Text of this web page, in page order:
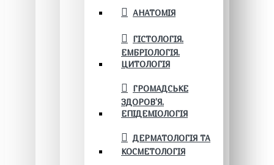
АНАТОМІЯ
ГІСТОЛОГІЯ.
ЕМБРІОЛОГІЯ.
ЦИТОЛОГІЯ
ГРОМАДСЬКЕ
ЗДОРОВ’Я.
ЕПІДЕМІОЛОГІЯ
ДЕРМАТОЛОГІЯ ТА
КОСМЕТОЛОГІЯ